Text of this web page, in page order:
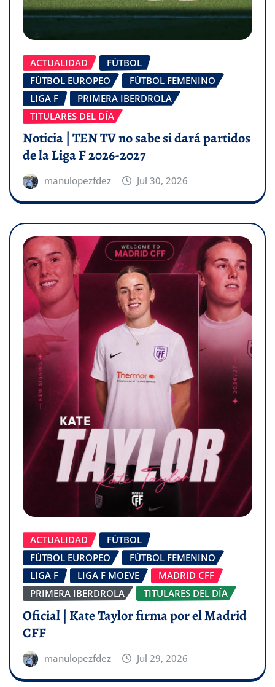
ACTUALIDAD
FÚTBOL
FÚTBOL EUROPEO
FÚTBOL FEMENINO
LIGA F
PRIMERA IBERDROLA
TITULARES DEL DÍA
Noticia | TEN TV no sabe si dará partidos
de la Liga F 2026-2027
manulopezfdez Jul 30, 2026
ACTUALIDAD
FÚTBOL
FÚTBOL EUROPEO
FÚTBOL FEMENINO
LIGA F
LIGA F MOEVE
MADRID CFF
PRIMERA IBERDROLA
TITULARES DEL DÍA
Oficial | Kate Taylor firma por el Madrid
CFF
manulopezfdez Jul 29, 2026